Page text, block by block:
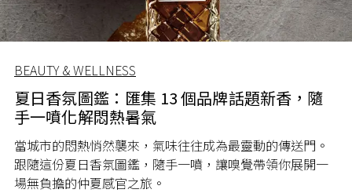
BEAUTY & WELLNESS
夏日香氛圖鑑：匯集 13 個品牌話題新香，隨
手一噴化解悶熱暑氣
當城市的悶熱悄然襲來，氣味往往成為最靈動的傳送門。
跟隨這份夏日香氛圖鑑，隨手一噴，讓嗅覺帶領你展開一
場無負擔的仲夏感官之旅。